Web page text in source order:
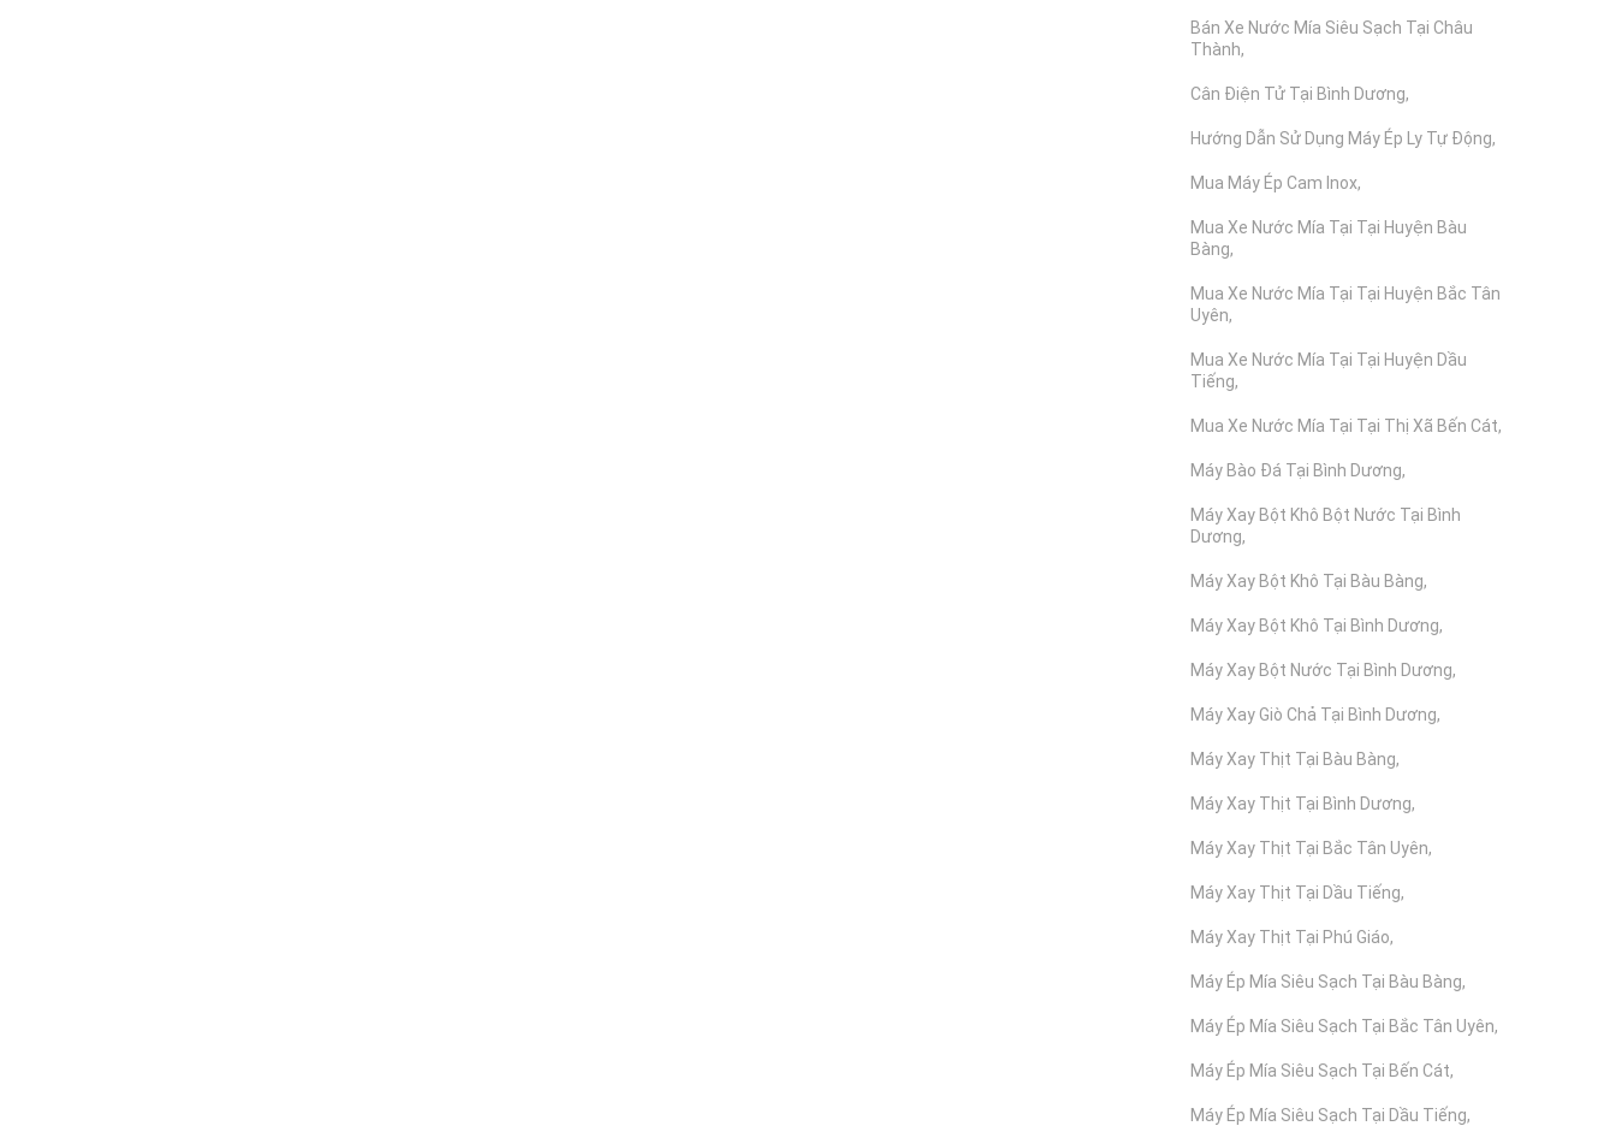
Bán Xe Nước Mía Siêu Sạch Tại Châu
Thành
Cân Điện Tử Tại Bình Dương
Hướng Dẫn Sử Dụng Máy Ép Ly Tự Động
Mua Máy Ép Cam Inox
Mua Xe Nước Mía Tại Tại Huyện Bàu
Bàng
Mua Xe Nước Mía Tại Tại Huyện Bắc Tân
Uyên
Mua Xe Nước Mía Tại Tại Huyện Dầu
Tiếng
Mua Xe Nước Mía Tại Tại Thị Xã Bến Cát
Máy Bào Đá Tại Bình Dương
Máy Xay Bột Khô Bột Nước Tại Bình
Dương
Máy Xay Bột Khô Tại Bàu Bàng
Máy Xay Bột Khô Tại Bình Dương
Máy Xay Bột Nước Tại Bình Dương
Máy Xay Giò Chả Tại Bình Dương
Máy Xay Thịt Tại Bàu Bàng
Máy Xay Thịt Tại Bình Dương
Máy Xay Thịt Tại Bắc Tân Uyên
Máy Xay Thịt Tại Dầu Tiếng
Máy Xay Thịt Tại Phú Giáo
Máy Ép Mía Siêu Sạch Tại Bàu Bàng
Máy Ép Mía Siêu Sạch Tại Bắc Tân Uyên
Máy Ép Mía Siêu Sạch Tại Bến Cát
Máy Ép Mía Siêu Sạch Tại Dầu Tiếng